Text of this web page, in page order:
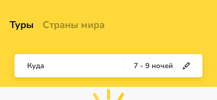
Туры Страны мира
Куда 7 - 9 ночей